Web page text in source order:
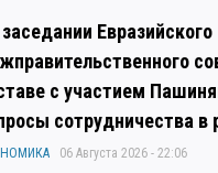
Евразийского
с участием
сотрудничества в
06 Августа 2026 - 22:06